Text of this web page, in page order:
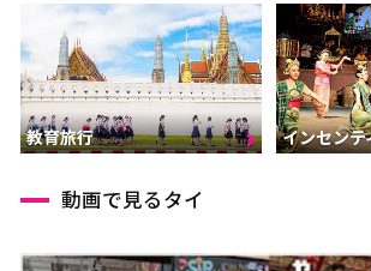
教育旅行 インセンテ
動画で見るタイ